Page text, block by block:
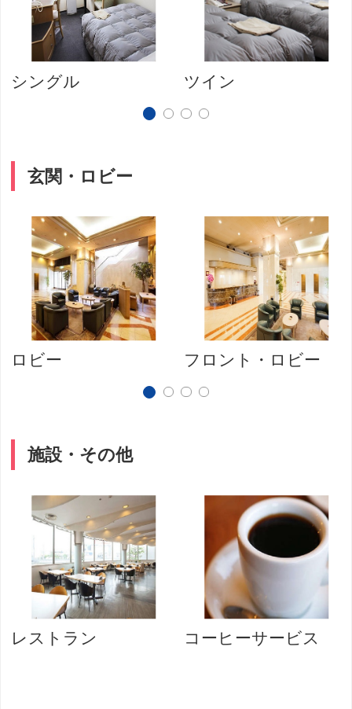
シングル ツイン
玄関・ロビー
ロビー フロント・ロビー
施設・その他
レストラン コーヒーサービス